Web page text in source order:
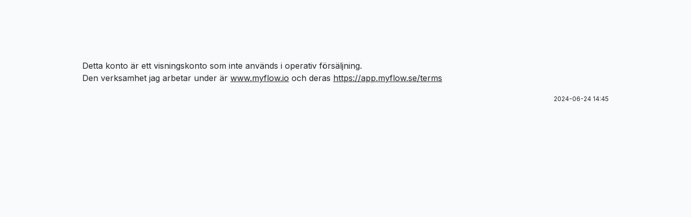
Detta konto är ett visningskonto som inte används i operativ försäljning.
Den verksamhet jag arbetar under är www.myflow.io och deras https://app.myflow.se/terms
2024-06-24 14:45